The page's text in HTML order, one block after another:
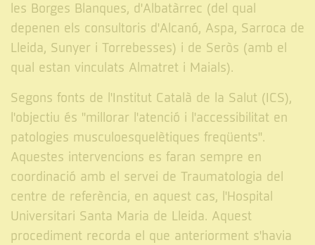
les Borges Blanques, d'Albatàrrec (del qual
depenen els consultoris d'Alcanó, Aspa, Sarroca de
Lleida, Sunyer i Torrebesses) i de Seròs (amb el
qual estan vinculats Almatret i Maials).
Segons fonts de l'Institut Català de la Salut (ICS),
l'objectiu és "millorar l'atenció i l'accessibilitat en
patologies musculoesquelètiques freqüents".
Aquestes intervencions es faran sempre en
coordinació amb el servei de Traumatologia del
centre de referència, en aquest cas, l'Hospital
Universitari Santa Maria de Lleida. Aquest
procediment recorda el que anteriorment s'havia